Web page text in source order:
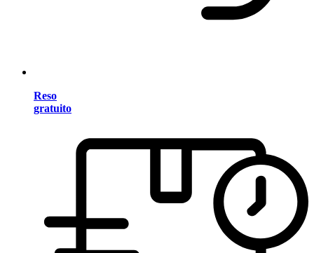
Reso
gratuito